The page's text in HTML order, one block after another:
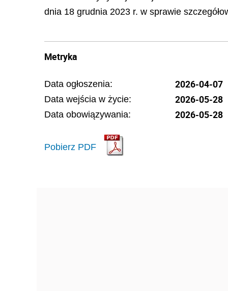
dnia 18 grudnia 2023 r. w sprawie
Metryka
Data ogłoszenia: 2026-04-07
Data wejścia w życie: 2026-05-28
Data obowiązywania: 2026-05-28
Pobierz PDF